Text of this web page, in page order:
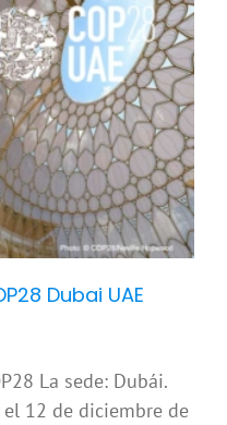
Dubai UAE
La sede: Dubái.
12 de diciembre de